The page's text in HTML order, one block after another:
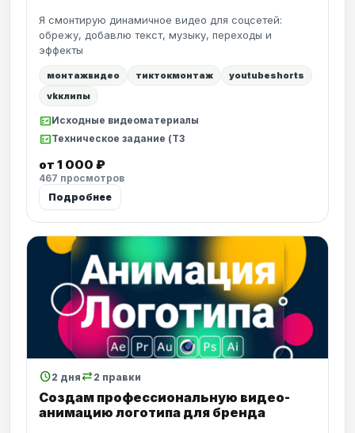
Я смонтирую динамичное видео для соцсетей:
обрежу, добавлю текст, музыку, переходы и
эффекты
монтажвидео тиктокмонтаж
youtubeshorts
vkклипы
fact_checkИсходные видеоматериалы
fact_checkТехническое задание (ТЗ
от 1 000 ₽
467 просмотров
Подробнее
schedule2 дня sync_alt 2 правки
Создам профессиональную видео-
анимацию логотипа для бренда